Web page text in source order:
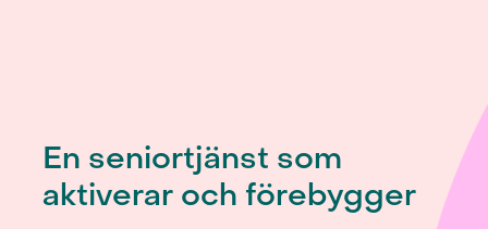
En seniortjänst som
aktiverar och förebygger